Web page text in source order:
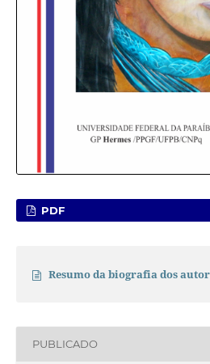
PDF
Resumo da biografia dos
PUBLICADO